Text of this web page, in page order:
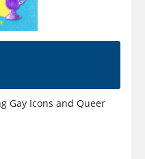
Gay Icons and Queer